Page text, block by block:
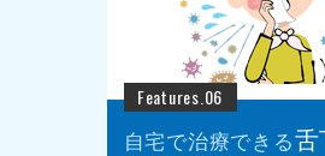
Features.06
自宅で治療できる舌